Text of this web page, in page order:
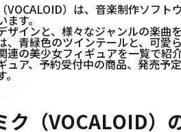
VOCALOID）は、音楽制作ソフト
す。
ザインと、様々なジャンルの楽曲
、青緑色のツインテールと、可愛
連の美少女フィギュアを一覧で紹
ュア、予約受付中の商品、発売予
ク（VOCALOID）